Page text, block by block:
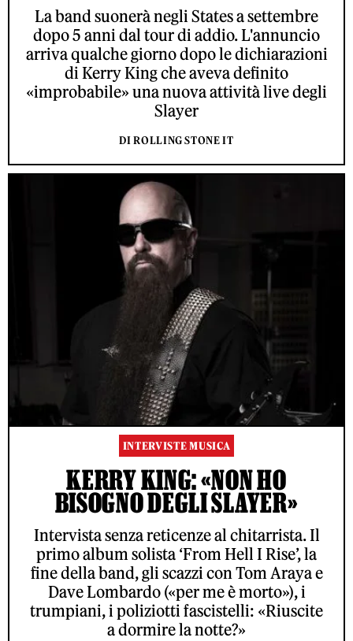
La band suonerà negli States a settembre
dopo 5 anni dal tour di addio. L'annuncio
arriva qualche giorno dopo le dichiarazioni
di Kerry King che aveva definito
«improbabile» una nuova attività live degli
Slayer
DI ROLLING STONE IT
INTERVISTE MUSICA
KERRY KING: «NON HO
BISOGNO DEGLI SLAYER»
Intervista senza reticenze al chitarrista. Il
primo album solista ‘From Hell I Rise’, la
fine della band, gli scazzi con Tom Araya e
Dave Lombardo («per me è morto»), i
trumpiani, i poliziotti fascistelli: «Riuscite
a dormire la notte?»